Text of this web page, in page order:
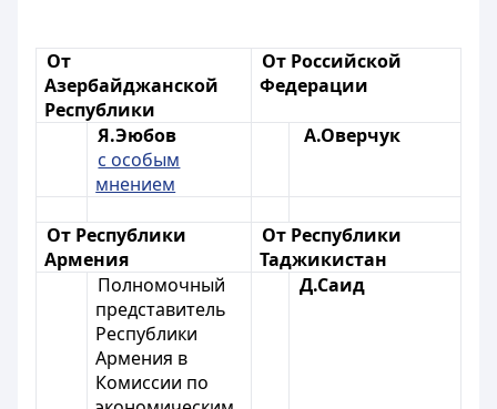
От
Азербайджанской
Республики
От Российской
Федерации
Я.Эюбов
с особым
мнением
А.Оверчук
От Республики
Армения
От Республики
Таджикистан
Полномочный
представитель
Республики
Армения в
Комиссии по
Д.Саид